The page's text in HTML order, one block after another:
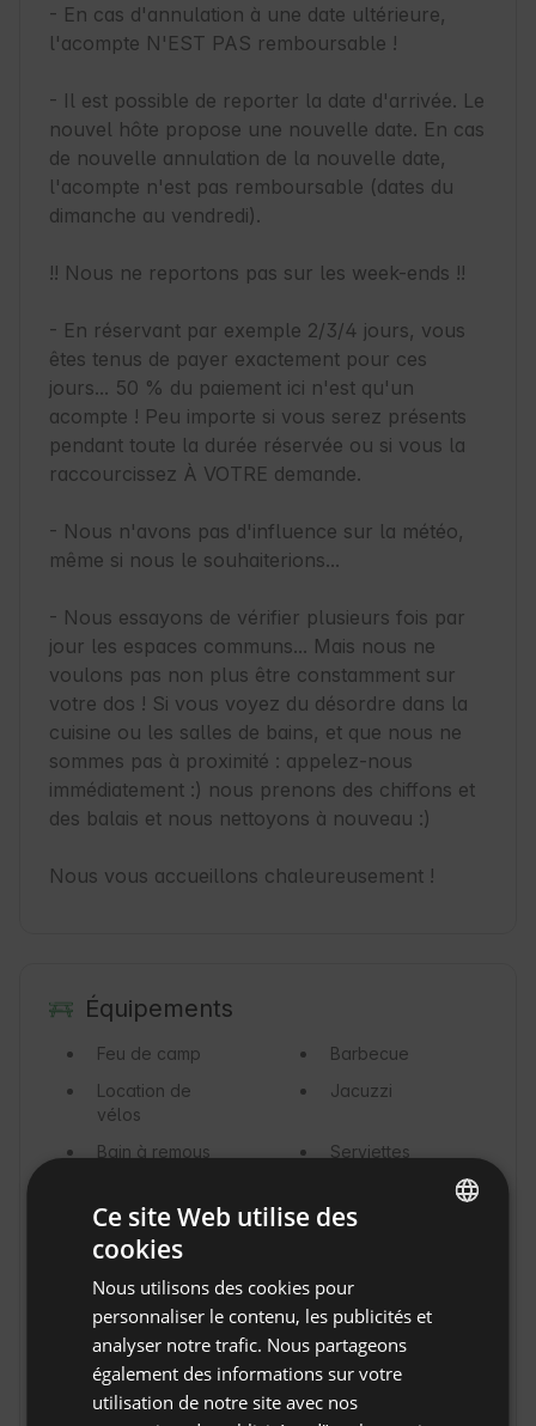
- En cas d'annulation à une date ultérieure,
l'acompte N'EST PAS remboursable !
- Il est possible de reporter la date d'arrivée. Le
nouvel hôte propose une nouvelle date. En cas
de nouvelle annulation de la nouvelle date,
l'acompte n'est pas remboursable (dates du
dimanche au vendredi).
!! Nous ne reportons pas sur les week-ends !!
- En réservant par exemple 2/3/4 jours, vous
êtes tenus de payer exactement pour ces
jours... 50 % du paiement ici n'est qu'un
acompte ! Peu importe si vous serez présents
pendant toute la durée réservée ou si vous la
raccourcissez À VOTRE demande.
- Nous n'avons pas d'influence sur la météo,
même si nous le souhaiterions...
- Nous essayons de vérifier plusieurs fois par
jour les espaces communs... Mais nous ne
voulons pas non plus être constamment sur
votre dos ! Si vous voyez du désordre dans la
cuisine ou les salles de bains, et que nous ne
sommes pas à proximité : appelez-nous
immédiatement :) nous prenons des chiffons et
des balais et nous nettoyons à nouveau :)
Nous vous accueillons chaleureusement !
Équipements
Feu de camp
Barbecue
Location de
vélos
Jacuzzi
Bain à remous
Serviettes
Cheminée
Espace de
Permaculture
Sèche-cheveux
Savon
Machine à café /
cafetière
Vaisselle, verres
et couverts
Casseroles et
poêles
Ce site Web utilise des
cookies
Nous utilisons des cookies pour
personnaliser le contenu, les publicités et
analyser notre trafic. Nous partageons
également des informations sur votre
utilisation de notre site avec nos